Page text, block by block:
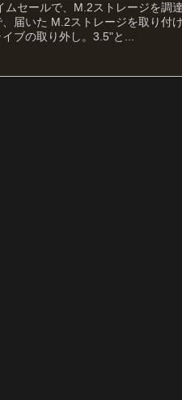
ムセールで、M.2ストレージを調
届いた M.2ストレージを取り付
ブの取り外し。3.5"と...